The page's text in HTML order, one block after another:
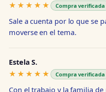
★★★★★
★★★★★ Compra verificada
Sale a cuenta por lo que se
moverse en el tema.
Estela S.
★★★★★
★★★★★ Compra verificada
Con el trabajo y la familia